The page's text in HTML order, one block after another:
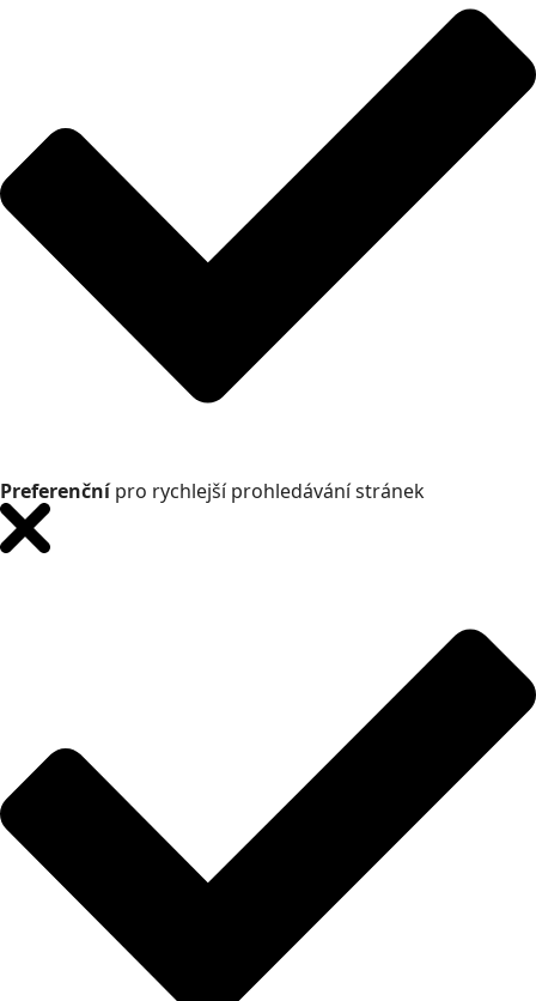
Preferenčnípro rychlejší prohledávání stránek